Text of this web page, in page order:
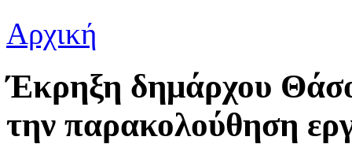
Αρχική
Έκρηξη δημάρχου
την παρακολούθηση